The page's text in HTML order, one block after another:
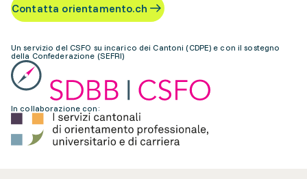
Contatta orientamento.ch
Un servizio del CSFO su incarico dei Cantoni (CDPE) e con il sostegno
della Confederazione (SEFRI)
In collaborazione con: